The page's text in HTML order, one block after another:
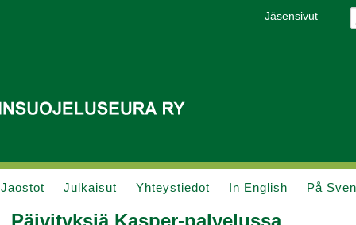
Jäsensivut
Jaostot Julkaisut Yhteystiedot In English På
Päivityksiä Kasper-palvelussa